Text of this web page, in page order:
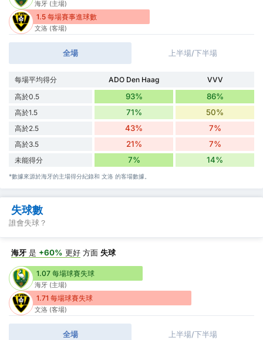
海牙 (主場)
1.5 每場賽事進球數
文洛 (客場)
全場 上半場/下半場
每場平均得分 ADO Den Haag
VVV
高於0.5
93% 86%
高於1.5 71% 50%
高於2.5 43% 7%
高於3.5 21% 7%
未能得分 7% 14%
*數據來源於海牙的主場得分紀錄和 文洛 的客場數據。
失球數
誰會失球？
海牙 是 +60% 更好 方面 失球
1.07 每場球賽失球
海牙 (主場)
1.71 每場球賽失球
文洛 (客場)
全場 上半場/下半場